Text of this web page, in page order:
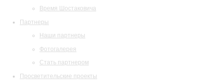
Время Шостаковича
Партнеры
Наши партнеры
Фотогалерея
Стать партнером
Просветительские проекты